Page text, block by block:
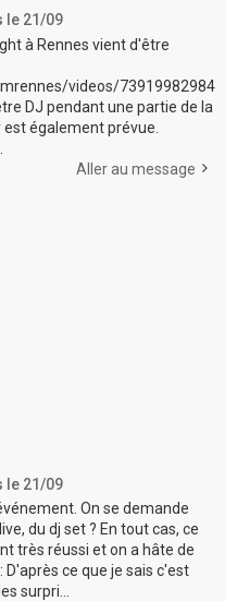
le 21/09
à Rennes vient d'être
videos/73919982984
DJ pendant une partie de la
également prévue.
Aller au message
le 21/09
On se demande
du dj set ? En tout cas, ce
très réussi et on a hâte de
ce que je sais c'est
surpri...